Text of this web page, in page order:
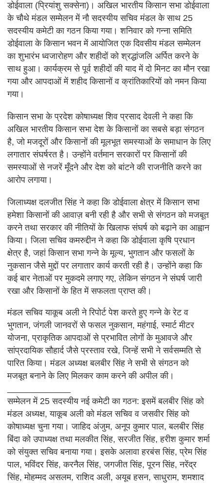
डोईवाला (प्रियांशु सक्सेना)। अखिल भारतीय किसान सभा डोईवाला
के चौथे मंडल सम्मेलन में नौ सदस्यीय सचिव मंडल के साथ 25
सदस्यीय कमेटी का गठन किया गया। शनिवार को गन्ना समिति
डोईवाला के किसान भवन में आयोजित एक दिवसीय मंडल सम्मेलन
का शुभारंभ ध्वजारोहण और शहीदों को श्रद्धांजलि अर्पित करने के
साथ हुआ। कार्यक्रम से पूर्व शहीदों की याद में दो मिनट का मौन रखा
गया और आपदाओं में शहीद किसानों व क्रांतिकारियों को नमन किया
गया।
किसान सभा के प्रदेश कोषाध्यक्ष शिव प्रसाद देवली ने कहा कि
अखिल भारतीय किसान सभा देश के किसानों का सबसे बड़ा संगठन
है, जो मजदूरों और किसानों की मूलभूत समस्याओं के समाधान के लिए
लगातार संघर्षरत है। उन्होंने वर्तमान सरकारों पर किसानों की
समस्याओं से नजरें मूँदने और देश को बांटने की राजनीति करने का
आरोप लगाया।
जिलाध्यक्ष दलजीत सिंह ने कहा कि डोईवाला क्षेत्र में किसान सभा
हमेशा किसानों की आवाज़ बनी रही है और सभी से संगठन को मजबूत
करने तथा सरकार की नीतियों के खिलाफ संघर्ष को बढ़ाने का आह्वान
किया। जिला सचिव कमरुद्दीन ने कहा कि डोईवाला कृषि प्रधान
क्षेत्र है, जहां किसान सभा गन्ने के मूल्य, भुगतान और फसलों के
नुकसान जैसे मुद्दों पर लगातार कार्य करती रही है। उन्होंने कहा कि
कई बार नेताओं पर मुकदमे लगाए गए, लेकिन संगठन ने संघर्ष जारी
रखा और किसानों के हित में सफलता प्राप्त की।
मंडल सचिव याकूब अली ने रिपोर्ट पेश करते हुए गन्ने के रेट व
भुगतान, जंगली जानवरों से फसल नुकसान, महंगाई, स्मार्ट मीटर
योजना, प्राकृतिक आपदाओं से प्रभावित लोगों के मुआवजे और
सांप्रदायिक सौहार्द जैसे प्रस्ताव रखे, जिन्हें सभी ने सर्वसम्मति से
पारित किया। मंडल अध्यक्ष बलबीर सिंह ने सभी से संगठन को
मजबूत बनाने के लिए मिलकर काम करने की अपील की।
सम्मेलन में 25 सदस्यीय नई कमेटी का गठन: इसमें बलबीर सिंह को
मंडल अध्यक्ष, याकूब अली को मंडल सचिव व जसवीर सिंह को
कोषाध्यक्ष चुना गया। जाहिद अंजुम, अनूप कुमार पाल, बलबीर सिंह
बिंदा को उपाध्यक्ष तथा मलकीत सिंह, सरजीत सिंह, हरीश कुमार शर्मा
को संयुक्त सचिव बनाया गया। इसके अलावा हरबंस सिंह, प्रेम सिंह
पाल, भविंदर सिंह, करनैल सिंह, जगजीत सिंह, पूरन सिंह, नरेंद्र
सिंह, मोहम्मद असलम, राशिद अली, अयूब हसन, साधुराम, शमशाद